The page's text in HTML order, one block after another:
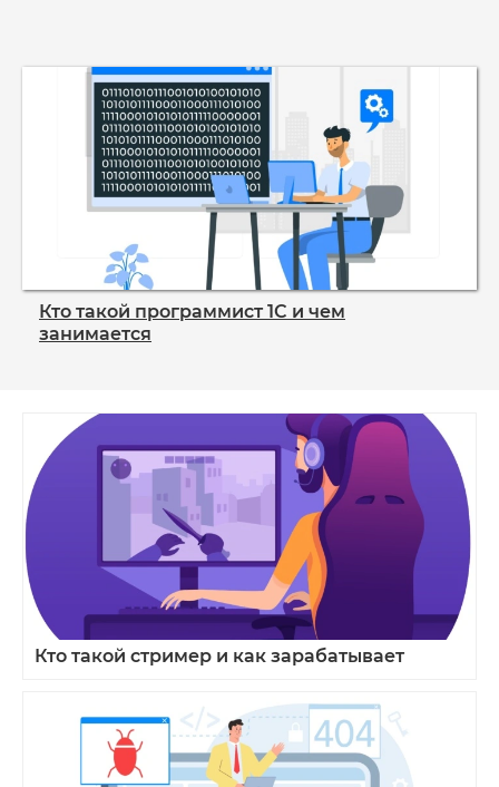
Кто такой программист 1С и чем
занимается
Кто такой стример и как зарабатывает